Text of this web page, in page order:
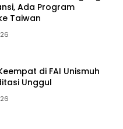
Ada Program
Taiwan
di FAI Unismuh
Unggul